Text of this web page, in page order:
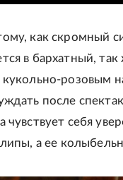
как скромный
в бархатный,
кукольно-розовым
после
чувствует себя
а ее